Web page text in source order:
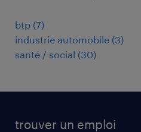
btp (7)
industrie automobile (3)
santé / social (30)
trouver un emploi